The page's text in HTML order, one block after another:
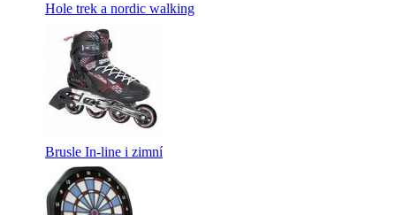
Hole trek a nordic walking
Brusle In-line i zimní